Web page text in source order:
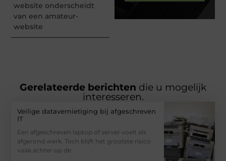
website onderscheidt
van een amateur-
website
Gerelateerde berichten die u mogelijk
interesseren.
Veilige datavernietiging bij afgeschreven
IT
Een afgeschreven laptop of server voelt als
afgerond werk. Toch blijft het grootste risico
vaak achter op de